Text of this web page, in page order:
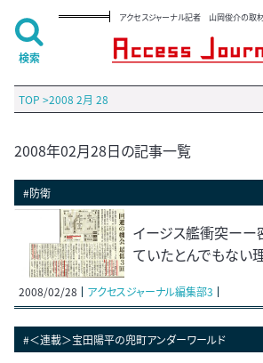
アクセスジャーナル記者 山岡俊介の取
TOP >2008 2月 28
2008年02月28日の記事一覧
#防衛
イージス艦衝突ー
ていたとんでもない
2008/02/28 アクセスジャーナル編集部3
#＜連載＞宝田陽平の兜町アンダーワールド
検索